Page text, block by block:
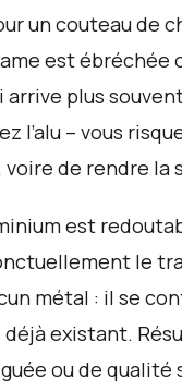
un couteau de
est ébréchée
plus souvent
l’alu – vous
voire de rendre
est
le
métal : il se
existant.
ou de qualité